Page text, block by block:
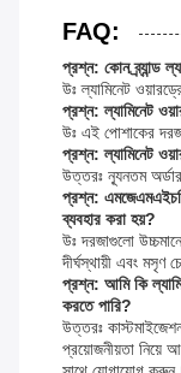
FAQ:
প্রশ্ন: কোন ব্র্যান্ড
উঃ ল্যামিনেট
প্রশ্ন: ল্যামিনেট
উঃ এই পোশাকের
প্রশ্ন: ল্যামিনেট
উত্তরঃ ন্যূনতম
প্রশ্ন:
ব্যবহার করা হয়?
উঃ দরজাগুলো
দীর্ঘস্থায়ী এবং মসৃণ
প্রশ্ন: আমি কি
করতে পারি?
উত্তরঃ
প্রয়োজনীয়তা নিয়ে